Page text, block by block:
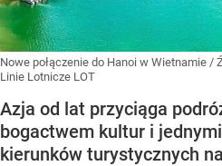
Nowe połączenie do Hanoi w Wietnamie /
Linie Lotnicze LOT
Azja od lat przyciąga
bogactwem kultur i
kierunków turystycznych